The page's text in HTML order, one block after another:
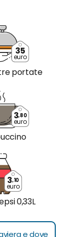
portate
35
euro
3,80
euro
0,33L
3,10
euro
e dove